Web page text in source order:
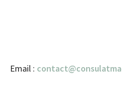
Email :